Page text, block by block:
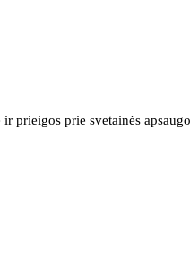
prie svetainės